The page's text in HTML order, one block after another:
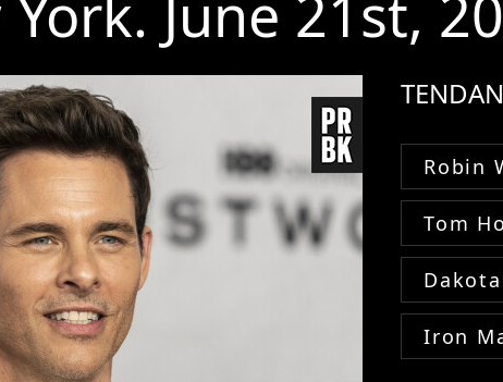
Robin
Tom
Iron